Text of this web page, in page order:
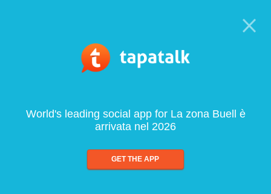
World's leading social app for La zona Buell è
arrivata nel 2026
GET THE APP